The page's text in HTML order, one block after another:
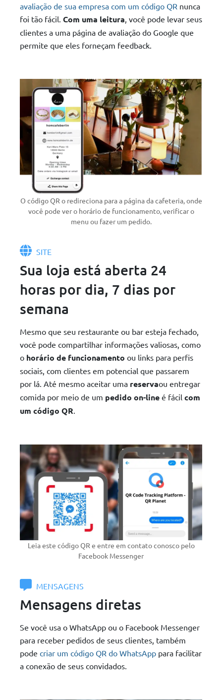
avaliação de sua empresa com um código QR nunca
foi tão fácil. Com uma leitura , você pode levar seus
clientes a uma página de avaliação do Google que
permite que eles forneçam feedback.
SITE
Sua loja está aberta 24
horas por dia, 7 dias por
semana
Mesmo que seu restaurante ou bar esteja fechado,
você pode compartilhar informações valiosas, como
o horário de funcionamento ou links para perfis
sociais, com clientes em potencial que passarem
por lá. Até mesmo aceitar uma reservaou entregar
comida por meio de um pedido on-line é fácil com
um código QR
O código QR o redireciona para a página da cafeteria, onde
você pode ver o horário de funcionamento, verificar o
menu ou fazer um pedido.
MENSAGENS
Mensagens diretas
Se você usa o WhatsApp ou o Facebook Messenger
para receber pedidos de seus clientes, também
pode criar um código QR do WhatsApp para facilitar
a conexão de seus convidados.
Leia este código QR e entre em contato conosco pelo
Facebook Messenger